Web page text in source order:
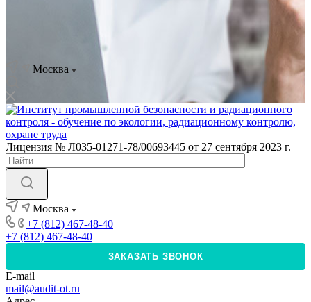
Москва
Лицензия № Л035-01271-78/00693445 от 27 сентября 2023 г.
Москва
+7 (812) 467-48-40
+7 (812) 467-48-40
ЗАКАЗАТЬ ЗВОНОК
E-mail
mail@audit-ot.ru